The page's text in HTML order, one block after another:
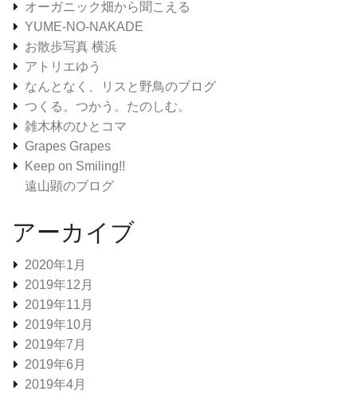
オーガニック畑から聞こえる
YUME-NO-NAKADE
お散歩写真 横浜
アトリエゆう
なんとなく、リスと野鳥のブログ
つくる。つかう。たのしむ。
雑木林のひとコマ
Grapes Grapes
Keep on Smiling!!
遠山顕のブログ
アーカイブ
2020年1月
2019年12月
2019年11月
2019年10月
2019年7月
2019年6月
2019年4月